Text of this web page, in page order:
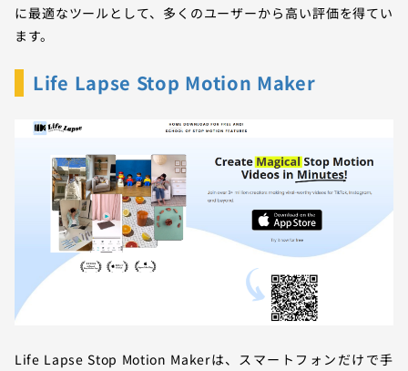
に最適なツールとして、多くのユーザーから高い評価を得てい
ます。
Life Lapse Stop Motion Maker
Life Lapse Stop Motion Makerは、スマートフォンだけで手